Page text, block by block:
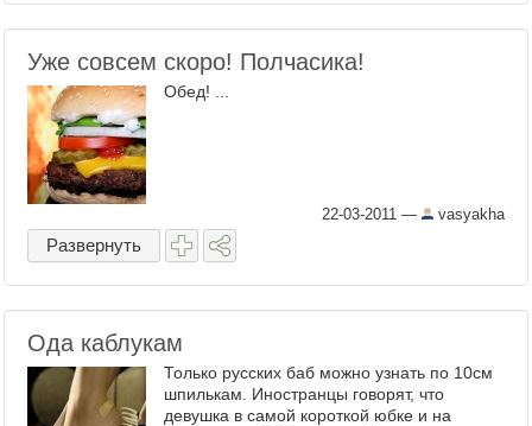
Уже совсем скоро! Полчасика!
Обед! ...
22-03-2011 — vasyakha
Развернуть
Ода каблукам
Только русских баб можно узнать по 10см
шпилькам. Иностранцы говорят, что
девушка в самой короткой юбке и на